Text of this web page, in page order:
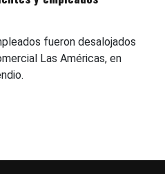
fueron desalojados
Las Américas, en